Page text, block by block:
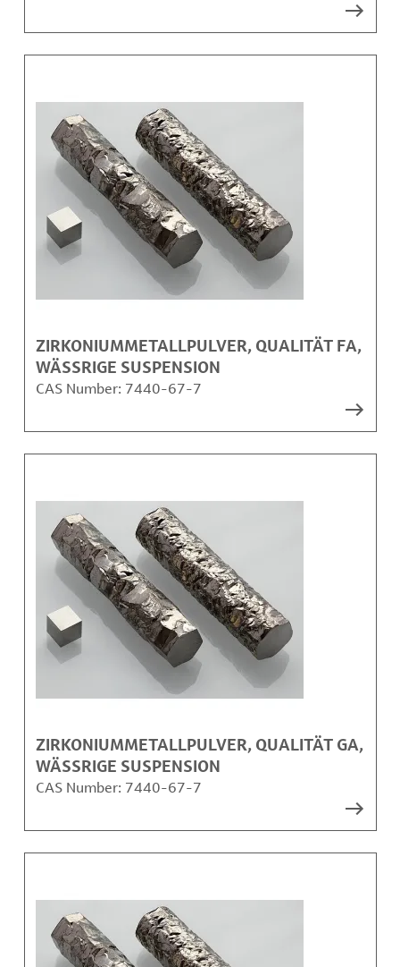
ZIRKONIUMMETALLPULVER, QUALITÄT FA,
WÄSSRIGE SUSPENSION
CAS Number: 7440-67-7
ZIRKONIUMMETALLPULVER, QUALITÄT GA,
WÄSSRIGE SUSPENSION
CAS Number: 7440-67-7